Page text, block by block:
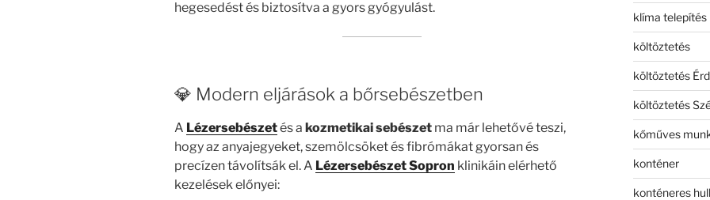
hegesedést és biztosítva a gyors gyógyulást.
💎 Modern eljárások a bőrsebészetben
A Lézersebészetés a kozmetikai sebészet ma már lehetővé teszi,
hogy az anyajegyeket, szemölcsöket és fibrómákat gyorsan és
precízen távolítsák el. A Lézersebészet Sopron klinikáin elérhető
kezelések előnyei:
klíma telepítés
költöztetés
költöztetés Érd
költöztetés
kőműves
konténer
konténeres